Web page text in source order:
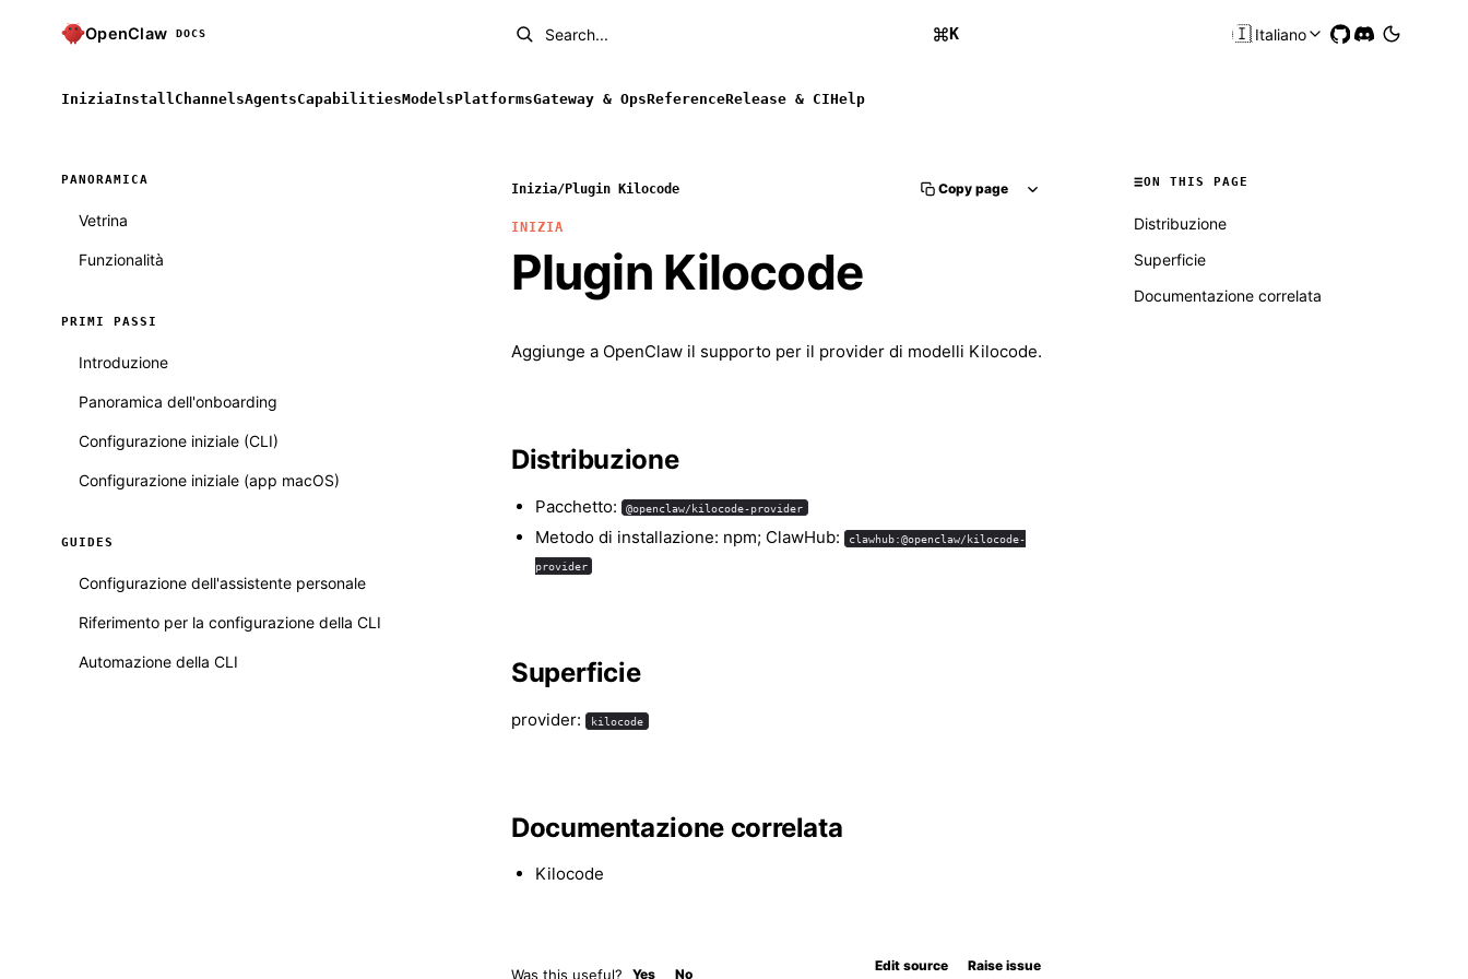
OpenClaw DOCS Search... K 🇮🇹Italiano
IniziaInstall ChannelsAgentsCapabilitiesModelsPlatformsGateway & OpsReferenceRelease & CIHelp
PANORAMICA
Vetrina
Funzionalità
PRIMI PASSI
Introduzione
Panoramica dell'onboarding
Configurazione iniziale (CLI)
Configurazione iniziale (app macOS)
GUIDES
Configurazione dell'assistente personale
Riferimento per la configurazione della CLI
Automazione della CLI
Inizia/Plugin Kilocode Copy page
INIZIA
Plugin Kilocode
Aggiunge a OpenClaw il supporto per il provider di modelli Kilocode.
Distribuzione
Pacchetto: @openclaw/kilocode-provider
Metodo di installazione: npm; ClawHub: clawhub:@openclaw/kilocode-
provider
Superficie
provider: kilocode
Documentazione correlata
Kilocode
Was this useful? Yes No
Edit source Raise issue
ON THIS PAGE
Distribuzione
Superficie
Documentazione correlata